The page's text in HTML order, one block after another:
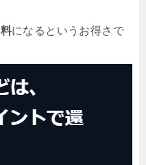
になるというお得さで